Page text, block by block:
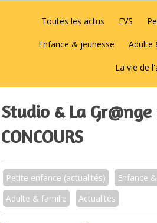
Toutes les actus EVS
Enfance & jeunesse Adulte
La vie de
Studio & La Gr@nge
CONCOURS
Petite enfance (actualités)
Enfance
Adulte & famille
Actualités